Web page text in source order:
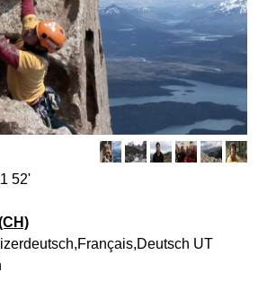
52'
UT